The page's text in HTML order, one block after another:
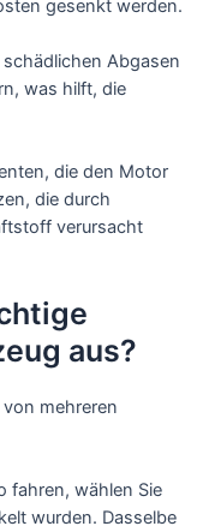
gesenkt werden.
Abgasen
was hilft, die
die den Motor
die durch
verursacht
aus?
mehreren
fahren, wählen Sie
wurden. Dasselbe